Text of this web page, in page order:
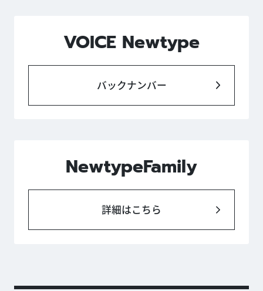
VOICE Newtype
バックナンバー
NewtypeFamily
詳細はこちら